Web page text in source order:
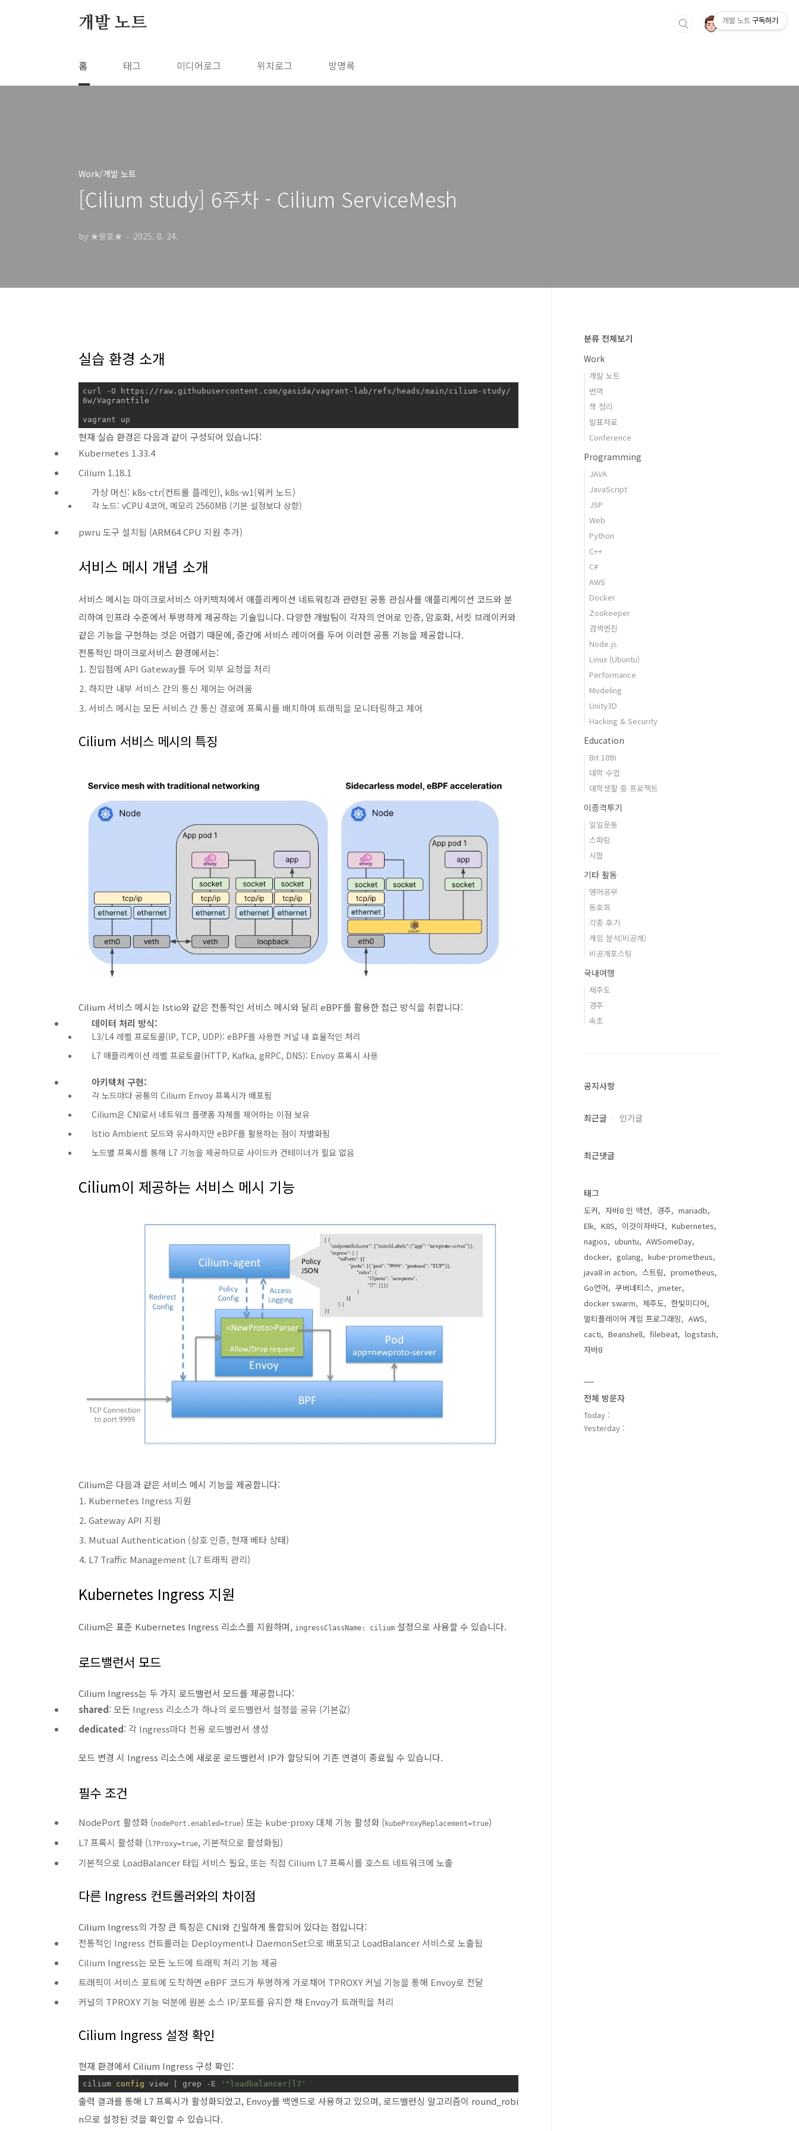
개발 노트
홈 태그 미디어로그 위치로그 방명록
Work/개발 노트
[Cilium study] 6주차 - Cilium ServiceMesh
by ★용호★ 2025. 8. 24.
실습 환경 소개
curl -O https://raw.githubusercontent.com/gasida/vagrant-lab/refs/heads/main/cilium-study/
6w/Vagrantfile
vagrant up
현재 실습 환경은 다음과 같이 구성되어 있습니다:
Kubernetes 1.33.4
Cilium 1.18.1
가상 머신: k8s-ctr(컨트롤 플레인), k8s-w1(워커 노드)
각 노드: vCPU 4코어, 메모리 2560MB (기본 설정보다 상향)
pwru 도구 설치됨 (ARM64 CPU 지원 추가)
서비스 메시 개념 소개
서비스 메시는 마이크로서비스 아키텍처에서 애플리케이션 네트워킹과 관련된 공통 관심사를 애플리케이션 코드와 분
리하여 인프라 수준에서 투명하게 제공하는 기술입니다. 다양한 개발팀이 각자의 언어로 인증, 암호화, 서킷 브레이커와
같은 기능을 구현하는 것은 어렵기 때문에, 중간에 서비스 레이어를 두어 이러한 공통 기능을 제공합니다.
전통적인 마이크로서비스 환경에서는:
진입점에 API Gateway를 두어 외부 요청을 처리
하지만 내부 서비스 간의 통신 제어는 어려움
서비스 메시는 모든 서비스 간 통신 경로에 프록시를 배치하여 트래픽을 모니터링하고 제어
Cilium 서비스 메시의 특징
Cilium 서비스 메시는 Istio와 같은 전통적인 서비스 메시와 달리 eBPF를 활용한 접근 방식을 취합니다:
데이터 처리 방식:
L3/L4 레벨 프로토콜(IP, TCP, UDP): eBPF를 사용한 커널 내 효율적인 처리
L7 애플리케이션 레벨 프로토콜(HTTP, Kafka, gRPC, DNS): Envoy 프록시 사용
아키텍처 구현:
각 노드마다 공통의 Cilium Envoy 프록시가 배포됨
Cilium은 CNI로서 네트워크 플랫폼 자체를 제어하는 이점 보유
Istio Ambient 모드와 유사하지만 eBPF를 활용하는 점이 차별화됨
노드별 프록시를 통해 L7 기능을 제공하므로 사이드카 컨테이너가 필요 없음
Cilium이 제공하는 서비스 메시 기능
Cilium은 다음과 같은 서비스 메시 기능을 제공합니다:
Kubernetes Ingress 지원
Gateway API 지원
Mutual Authentication (상호 인증, 현재 베타 상태)
L7 Traffic Management (L7 트래픽 관리)
Kubernetes Ingress 지원
Cilium은 표준 Kubernetes Ingress 리소스를 지원하며, ingressClassName: cilium 설정으로 사용할 수 있습니다.
로드밸런서 모드
Cilium Ingress는 두 가지 로드밸런서 모드를 제공합니다:
shared: 모든 Ingress 리소스가 하나의 로드밸런서 설정을 공유 (기본값)
dedicated: 각 Ingress마다 전용 로드밸런서 생성
모드 변경 시 Ingress 리소스에 새로운 로드밸런서 IP가 할당되어 기존 연결이 종료될 수 있습니다.
필수 조건
NodePort 활성화 (nodePort.enabled=true) 또는 kube-proxy 대체 기능 활성화 (kubeProxyReplacement=true)
L7 프록시 활성화 (l7Proxy=true, 기본적으로 활성화됨)
기본적으로 LoadBalancer 타입 서비스 필요, 또는 직접 Cilium L7 프록시를 호스트 네트워크에 노출
다른 Ingress 컨트롤러와의 차이점
Cilium Ingress의 가장 큰 특징은 CNI와 긴밀하게 통합되어 있다는 점입니다:
전통적인 Ingress 컨트롤러는 Deployment나 DaemonSet으로 배포되고 LoadBalancer 서비스로 노출됨
Cilium Ingress는 모든 노드에 트래픽 처리 기능 제공
트래픽이 서비스 포트에 도착하면 eBPF 코드가 투명하게 가로채어 TPROXY 커널 기능을 통해 Envoy로 전달
커널의 TPROXY 기능 덕분에 원본 소스 IP/포트를 유지한 채 Envoy가 트래픽을 처리
Cilium Ingress 설정 확인
현재 환경에서 Cilium Ingress 구성 확인:
cilium config view | grep -E '^loadbalancer|l7'
출력 결과를 통해 L7 프록시가 활성화되었고, Envoy를 백엔드로 사용하고 있으며, 로드밸런싱 알고리즘이 round_robi
n으로 설정된 것을 확인할 수 있습니다.
분류 전체보기
Work
개발 노트
번역
책 정리
발표자료
Conference
Programming
JAVA
JavaScript
JSP
Web
Python
C++
C#
AWS
Docker
Zookeeper
검색엔진
Node.js
Linux (Ubuntu)
Performance
Modeling
Unity3D
Hacking & Security
Education
Bit 18th
대학 수업
대학생활 중 프로젝트
이종격투기
일일운동
스파링
시합
기타 활동
영어공부
동호회
각종 후기
게임 분석(비공개)
비공개포스팅
국내여행
제주도
경주
속초
공지사항
최근글 인기글
최근댓글
태그
도커 자바8 인 액션 경주
mariadb
Elk
K8S 이것이자바다
Kubernetes
nagios
ubuntu
AWSomeDay
docker
golang
kube-prometheus
java8 in action
스트림
prometheus
Go언어
쿠버네티스
jmeter
docker swarm
제주도
한빛미디어
멀티플레이어 게임 프로그래밍
AWS
cacti
Beanshell filebeat
logstash
자바8
전체 방문자
Today :
Yesterday :
개발 노트 구독하기